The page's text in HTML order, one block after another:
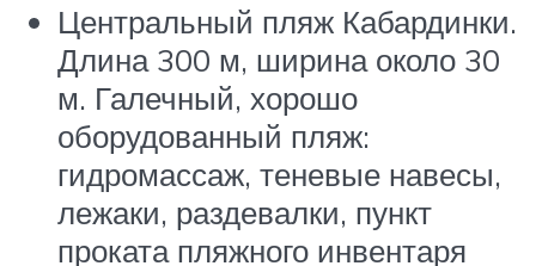
Центральный пляж Кабардинки.
Длина 300 м, ширина около 30
м. Галечный, хорошо
оборудованный пляж:
гидромассаж, теневые навесы,
лежаки, раздевалки, пункт
проката пляжного инвентаря